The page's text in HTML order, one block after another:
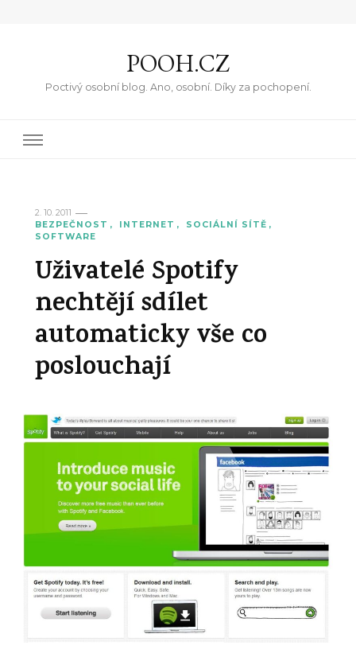
POOH.CZ
Poctivý osobní blog. Ano, osobní. Díky za pochopení.
2. 10. 2011
BEZPEČNOST
INTERNET
SOCIÁLNÍ SÍTĚ
SOFTWARE
Uživatelé Spotify
nechtějí sdílet
automaticky vše co
poslouchají